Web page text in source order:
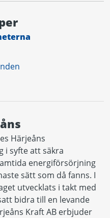
Härjeåns
i syfte att säkra
energiförsörjning
sätt som då fanns. I
utvecklats i takt med
bidra till en levande
Kraft AB erbjuder